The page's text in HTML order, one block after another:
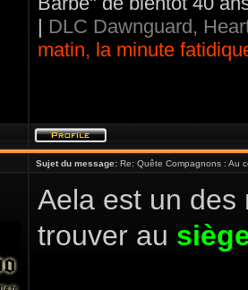
| DLC Dawnguard,
matin, la minute
Sujet du message: Re: Quête Compagnons : Au
Aela est un des
trouver au